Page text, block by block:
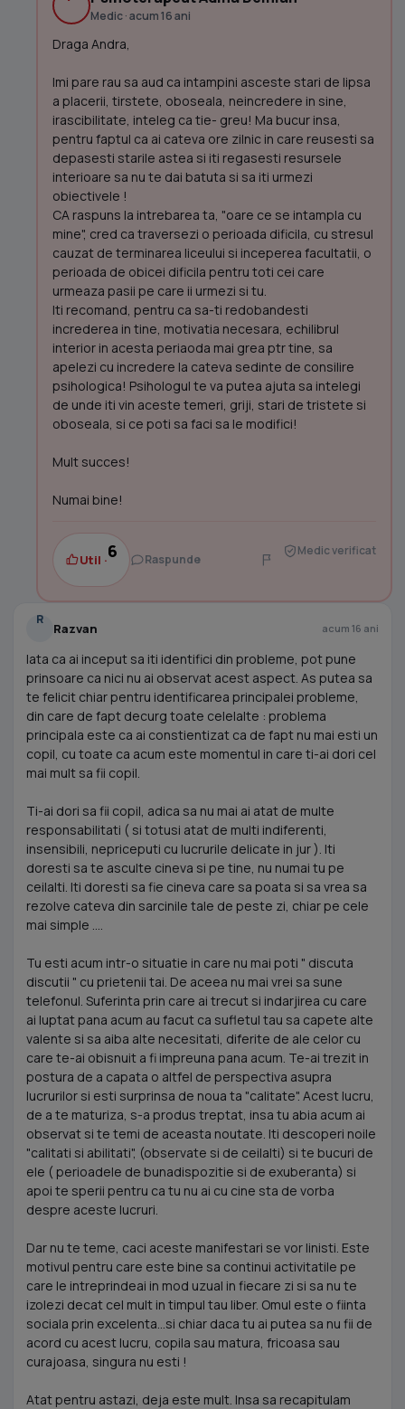
Medic · acum 16 ani
Draga Andra,
Imi pare rau sa aud ca intampini asceste stari de lipsa
a placerii, tirstete, oboseala, neincredere in sine,
irascibilitate, inteleg ca tie- greu! Ma bucur insa,
pentru faptul ca ai cateva ore zilnic in care reusesti sa
depasesti starile astea si iti regasesti resursele
interioare sa nu te dai batuta si sa iti urmezi
obiectivele !
CA raspuns la intrebarea ta, "oare ce se intampla cu
mine", cred ca traversezi o perioada dificila, cu stresul
cauzat de terminarea liceului si inceperea facultatii, o
perioada de obicei dificila pentru toti cei care
urmeaza pasii pe care ii urmezi si tu.
Iti recomand, pentru ca sa-ti redobandesti
increderea in tine, motivatia necesara, echilibrul
interior in acesta periaoda mai grea ptr tine, sa
apelezi cu incredere la cateva sedinte de consilire
psihologica! Psihologul te va putea ajuta sa intelegi
de unde iti vin aceste temeri, griji, stari de tristete si
oboseala, si ce poti sa faci sa le modifici!
Mult succes!
Numai bine!
Util ·6 Raspunde
Medic verificat
R
Razvan acum 16 ani
Iata ca ai inceput sa iti identifici din probleme, pot pune
prinsoare ca nici nu ai observat acest aspect. As putea sa
te felicit chiar pentru identificarea principalei probleme,
din care de fapt decurg toate celelalte : problema
principala este ca ai constientizat ca de fapt nu mai esti un
copil, cu toate ca acum este momentul in care ti-ai dori cel
mai mult sa fii copil.
Ti-ai dori sa fii copil, adica sa nu mai ai atat de multe
responsabilitati ( si totusi atat de multi indiferenti,
insensibili, nepriceputi cu lucrurile delicate in jur ). Iti
doresti sa te asculte cineva si pe tine, nu numai tu pe
ceilalti. Iti doresti sa fie cineva care sa poata si sa vrea sa
rezolve cateva din sarcinile tale de peste zi, chiar pe cele
mai simple ....
Tu esti acum intr-o situatie in care nu mai poti " discuta
discutii " cu prietenii tai. De aceea nu mai vrei sa sune
telefonul. Suferinta prin care ai trecut si indarjirea cu care
ai luptat pana acum au facut ca sufletul tau sa capete alte
valente si sa aiba alte necesitati, diferite de ale celor cu
care te-ai obisnuit a fi impreuna pana acum. Te-ai trezit in
postura de a capata o altfel de perspectiva asupra
lucrurilor si esti surprinsa de noua ta "calitate". Acest lucru,
de a te maturiza, s-a produs treptat, insa tu abia acum ai
observat si te temi de aceasta noutate. Iti descoperi noile
"calitati si abilitati", (observate si de ceilalti) si te bucuri de
ele ( perioadele de bunadispozitie si de exuberanta) si
apoi te sperii pentru ca tu nu ai cu cine sta de vorba
despre aceste lucruri.
Dar nu te teme, caci aceste manifestari se vor linisti. Este
motivul pentru care este bine sa continui activitatile pe
care le intreprindeai in mod uzual in fiecare zi si sa nu te
izolezi decat cel mult in timpul tau liber. Omul este o fiinta
sociala prin excelenta...si chiar daca tu ai putea sa nu fii de
acord cu acest lucru, copila sau matura, fricoasa sau
curajoasa, singura nu esti !
Atat pentru astazi, deja este mult. Insa sa recapitulam